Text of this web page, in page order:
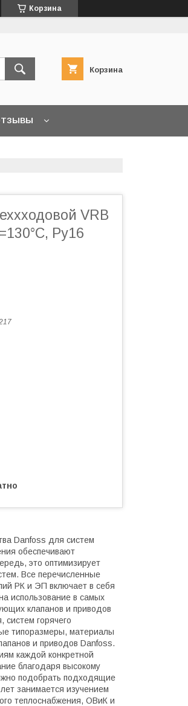
Корзина
Корзина
VRB
Ру16
Danfoss для систем
обеспечивают
это оптимизирует
Все перечисленные
РК и ЭП включает в себя
использование в самых
клапанов и приводов
горячего
типоразмеры, материалы
и приводов Danfoss.
каждой конкретной
благодаря высокому
подобрать подходящие
занимается изучением
теплоснабжения, ОВиК и